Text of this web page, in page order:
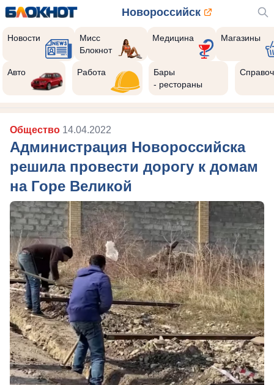
Новороссийск
Новости
Мисс
Блокнот
Медицина Магазины
Авто Работа
Бары
- рестораны
Общество 14.04.2022
Администрация Новороссийска
решила провести дорогу к домам
на Горе Великой